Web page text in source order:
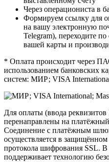
Через операциониста в
Формируем ссылку для
на вашу электронную
Telegram), переходите
вашей карты и
* Оплата происходит через
использованием банковских
систем: МИР; VISA
Для оплаты (ввода
перенаправлены на
Соединение с платёжным
осуществляется в
протокола шифрования SSL.
поддерживает технологию